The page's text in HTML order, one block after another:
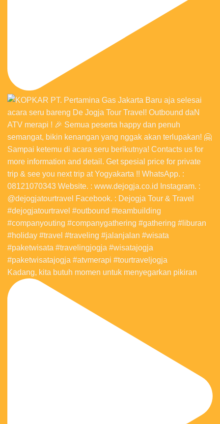
Kadang, kita butuh momen untuk menyegarkan pikiran